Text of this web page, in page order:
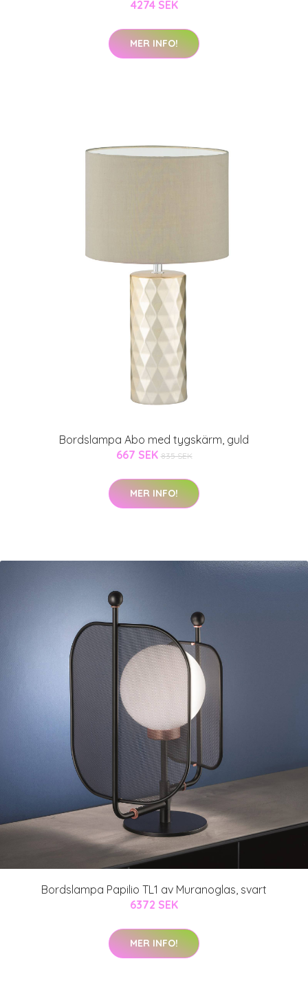
4274 SEK
MER INFO!
Bordslampa Abo med tygskärm, guld
667 SEK 835 SEK
MER INFO!
Bordslampa Papilio TL1 av Muranoglas, svart
6372 SEK
MER INFO!